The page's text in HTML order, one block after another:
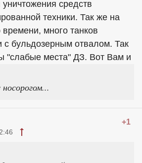
средств
техники. Так же на
много танков
с бульдозерным отвалом. Так
"слабые места" ДЗ. Вот Вам и
носорогом...
+1